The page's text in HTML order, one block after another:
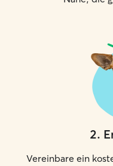
2.
Vereinbare ein